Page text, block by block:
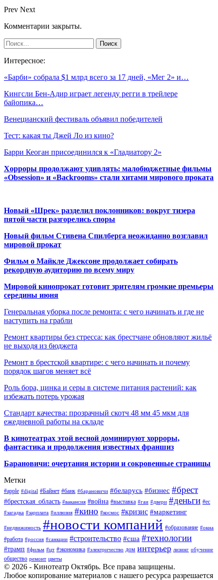
Prev Next
Комментарии закрыты.
Интересное:
«Барби» собрала $1 млрд всего за 17 дней, «Мег 2» и…
Кингсли Бен-Адир играет легенду регги в трейлере
байопика…
Венецианский фестиваль объявил победителей
Тест: какая ты Джей Ло из кино?
Барри Кеоган присоединился к «Гладиатору 2»
Хорроры продолжают удивлять: малобюджетные фильмы
«Obsession» и «Backrooms» стали хитами мирового проката
Новый «Шрек» разделил поклонников: вокруг тизера
пятой части разгорелись споры
Новый фильм Стивена Спилберга неожиданно возглавил
мировой прокат
Фильм о Майкле Джексоне продолжает собирать
рекордную аудиторию по всему миру
Мировой кинопрокат готовит зрителям громкие премьеры
середины июня
Генеральная уборка после ремонта: с чего начинать и где не
наступить на грабли
Ремонт квартиры без стресса: как брестчане обновляют жильё
не выходя из бюджета
Ремонт в брестской квартире: с чего начинать и почему
порядок шагов меняет всё
Роль бора, цинка и серы в системе питания растений: как
избежать потерь урожая
Стандарт качества: прозрачный скотч 48 мм 45 мкм для
ежедневной работы на складе
В кинотеатрах этой весной доминируют хорроры,
фантастика и продолжения известных франшиз
Барановичи: очертания истории и сокровенные страницы
Метки
#apple #digital #Байнет #банк #барановичи #беларусь #бизнес #брест
#брестская_область #вакансия #война #выставка #гаи #двери #деньги #ес
#загадка #зарплата #иллюзия #кино #космос #кризис #маркетинг
#недвижимость #новости компаний #образование #окна
#работа #россия #санкции #строительство #сша #технологии
#трамп #фильм #цт #экономика #электричество дом интерьер лизинг обучение
общество ремонт цветы
© 2026 - Кинотеатр Октябрь. Все права защищены.
Любое копирование материалов с нашего ресурса разрешается